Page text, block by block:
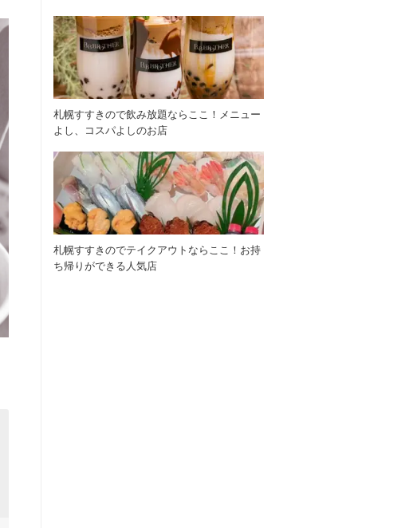
札幌すすきので飲み放題ならここ！メニュー
よし、コスパよしのお店
札幌すすきのでテイクアウトならここ！お持
ち帰りができる人気店